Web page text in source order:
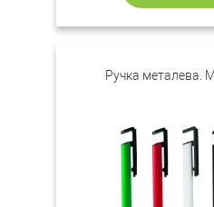
Ручка металева.